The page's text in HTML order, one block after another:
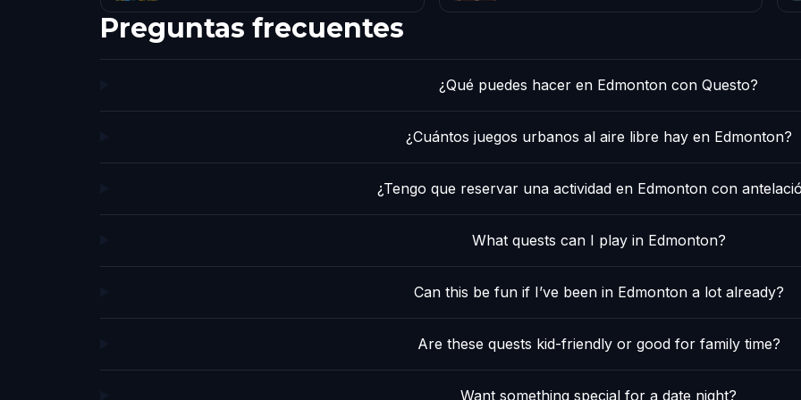
Preguntas frecuentes
¿Qué puedes hacer en Edmonton con Questo?
¿Cuántos juegos urbanos al aire libre hay en Edmonton?
¿Tengo que reservar una actividad en Edmonton con
What quests can I play in Edmonton?
Can this be fun if I’ve been in Edmonton a lot already?
Are these quests kid-friendly or good for family time?
Want something special for a date night?